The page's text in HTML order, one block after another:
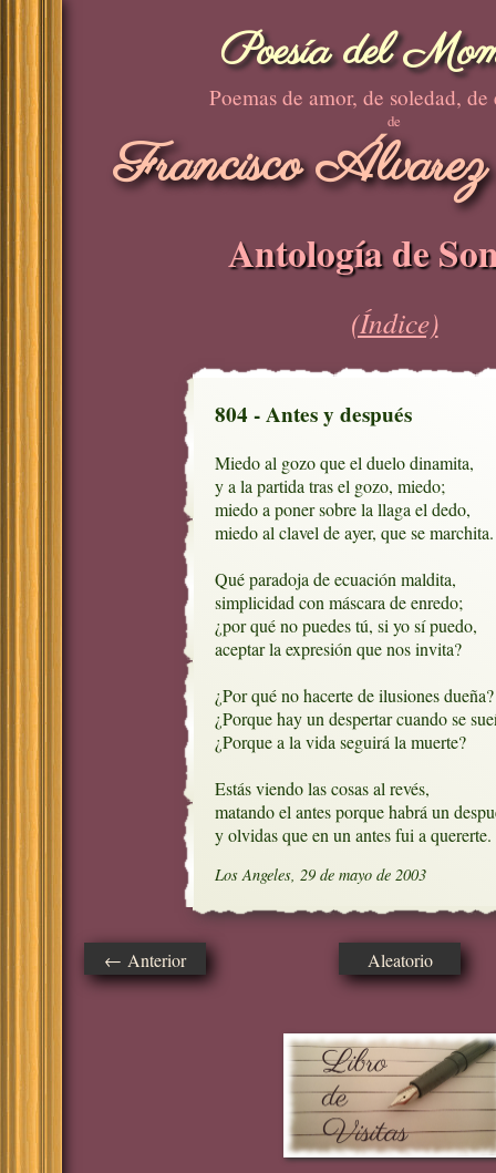
Poesía del
Poemas de amor, de soledad, de
de
Francisco
Antología de
(Índice)
804 - Antes y después
Miedo al gozo que el duelo dinamita,
y a la partida tras el gozo, miedo;
miedo a poner sobre la llaga el dedo,
miedo al clavel de ayer, que se marchita.
Qué paradoja de ecuación maldita,
simplicidad con máscara de enredo;
¿por qué no puedes tú, si yo sí puedo,
aceptar la expresión que nos invita?
¿Por qué no hacerte de ilusiones dueña?
¿Porque hay un despertar cuando se
¿Porque a la vida seguirá la muerte?
Estás viendo las cosas al revés,
matando el antes porque habrá un
y olvidas que en un antes fui a quererte.
Los Angeles, 29 de mayo de 2003
← Anterior Aleatorio